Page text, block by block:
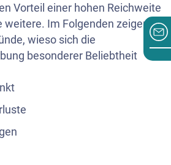
Vorteil einer hohen Reichweite
weitere. Im Folgenden zeigen
wieso sich die
besonderer Beliebtheit